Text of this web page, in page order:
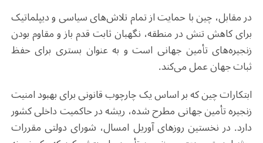
در مقابل، چین با حمایت از تمام تلاش‌های سیاسی و دیپلماتیک
برای کاهش تنش در منطقه، نگهبان ثابت قدم باز و مقاوم بودن
زنجیره‌های تأمین جهانی است و به عنوان بستری برای حفظ
ثبات جهان عمل می‌کند.
ابتکارات چین که بر اساس یک چارچوب قانونی برای بهبود امنیت
زنجیره تأمین جهانی مطرح شده، ریشه در حاکمیت داخلی کشور
دارد. در نخستین روزهای آوریل امسال، شورای دولتی مقررات